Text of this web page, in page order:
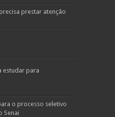
prestar atenção
estudar para
o processo seletivo
Senai